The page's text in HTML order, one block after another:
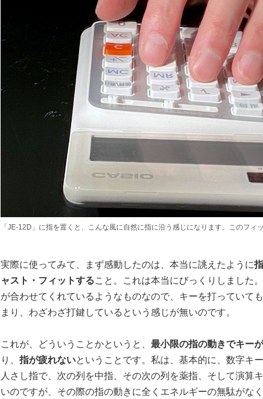
「JE-12D」に指を置くと、こんな風に自然に指に沿う感じになります。このフィ
実際に使ってみて、まず感動したのは、本当に誂えたように
ャスト・フィットすること。これは本当にびっくりしました
が合わせてくれているようなものなので、キーを打っていて
まり、わざわざ打鍵しているという感じが無いのです。
これが、どういうことかというと、 最小限の指の動きでキー
り、 指が疲れないということです。私は、基本的に、数字キ
人さし指で、次の列を中指、その次の列を薬指、そして演算
いのですが、その際の指の動きに全くエネルギーの無駄がなく